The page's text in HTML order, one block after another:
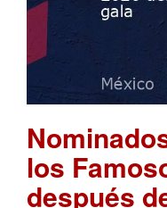
los
después